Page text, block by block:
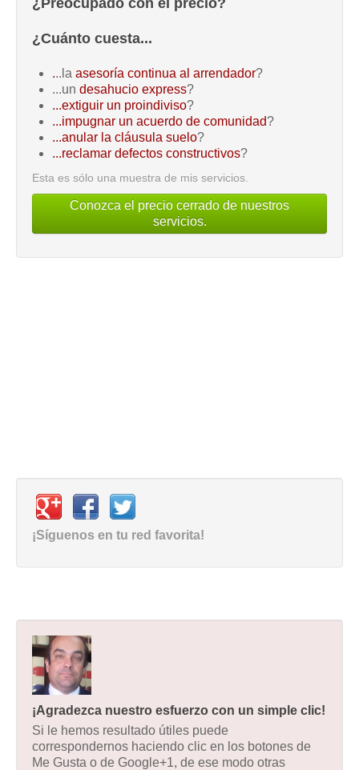
¿Cuánto cuesta...
...la asesoría continua al arrendador?
...un desahucio express?
...extiguir un proindiviso?
...impugnar un acuerdo de comunidad?
...anular la cláusula suelo?
...reclamar defectos constructivos?
Esta es sólo una muestra de mis servicios.
Conozca el precio cerrado de nuestros
servicios.
¡Síguenos en tu red favorita!
¡Agradezca nuestro esfuerzo con un simple clic!
Si le hemos resultado útiles puede
correspondernos haciendo clic en los botones de
Me Gusta o de Google+1, de ese modo otras